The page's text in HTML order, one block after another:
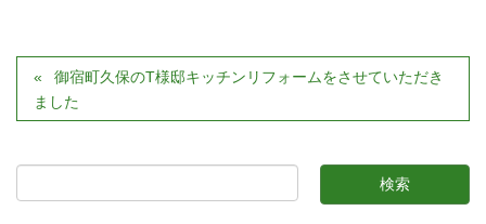
御宿町久保のT様邸キッチンリフォームをさせていただき
ました